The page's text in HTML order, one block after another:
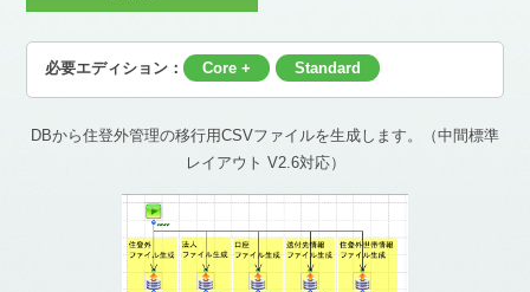
必要エディション： Core + Standard
DBから住登外管理の移行用CSVファイルを生成します。（中間標準
レイアウト V2.6対応）